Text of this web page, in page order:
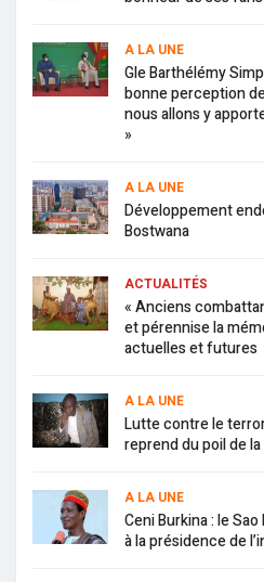
A LA UNE
Gle Barthélémy
bonne perception
nous allons y
»
A LA UNE
Développement
Bostwana
ACTUALITÉS
« Anciens
et pérennise la
actuelles et futures
A LA UNE
Lutte contre le
reprend du poil de
A LA UNE
Ceni Burkina : le
à la présidence de